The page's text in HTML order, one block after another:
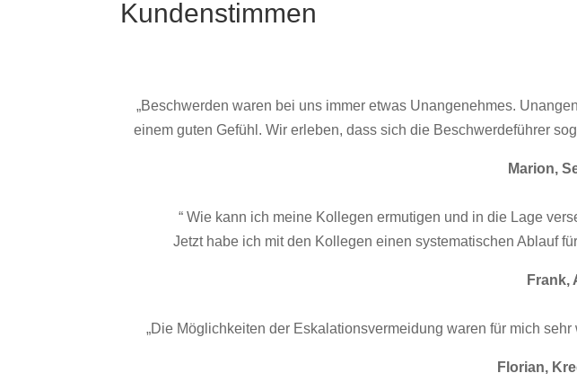
Kundenstimmen
„Beschwerden waren bei uns immer etwas Unangenehmes.
einem guten Gefühl. Wir erleben, dass sich die Beschwerdeführer
Marion,
“ Wie kann ich meine Kollegen ermutigen und in die Lage
Jetzt habe ich mit den Kollegen einen systematischen Ablauf
Frank,
„Die Möglichkeiten der Eskalationsvermeidung waren für mich
Florian,